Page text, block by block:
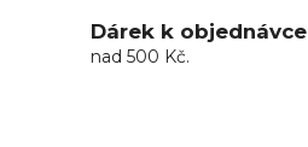
Dárek k objednávce
nad 500 Kč.